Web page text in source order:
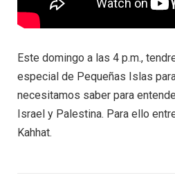
Este domingo a las 4 p.m.,
especial de Pequeñas Islas
necesitamos saber para
Israel y Palestina. Para ello
Kahhat.